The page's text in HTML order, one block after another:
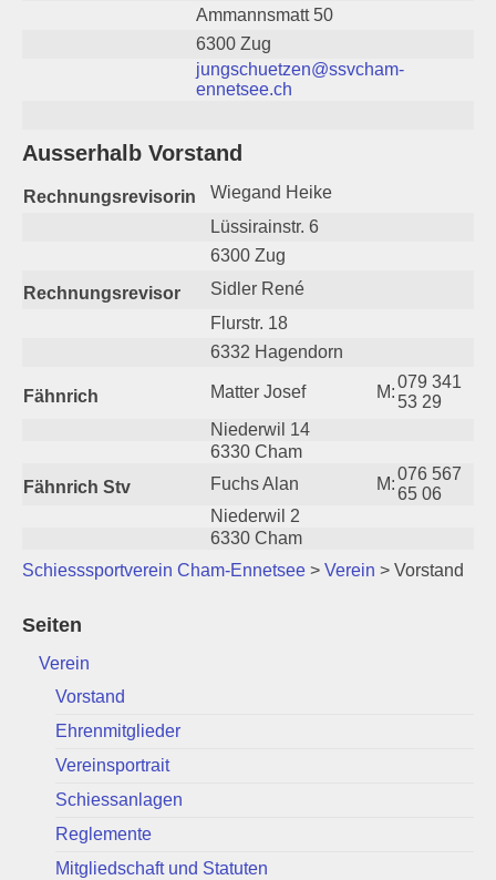
Ammannsmatt 50
6300 Zug
jungschuetzen@ssvcham-
ennetsee.ch
Ausserhalb Vorstand
Rechnungsrevisorin
Wiegand Heike
Lüssirainstr. 6
6300 Zug
Rechnungsrevisor
Sidler René
Flurstr. 18
6332 Hagendorn
Fähnrich Matter Josef M:
079 341
53 29
Niederwil 14
6330 Cham
Fähnrich Stv
Fuchs Alan M:
076 567
65 06
Niederwil 2
6330 Cham
Schiesssportverein Cham-Ennetsee > Verein > Vorstand
Seiten
Verein
Vorstand
Ehrenmitglieder
Vereinsportrait
Schiessanlagen
Reglemente
Mitgliedschaft und Statuten